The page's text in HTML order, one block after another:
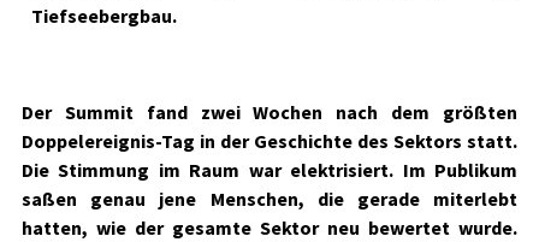
Tiefseebergbau.
Der Summit fand zwei Wochen nach dem größten
Doppelereignis-Tag in der Geschichte des Sektors statt.
Die Stimmung im Raum war elektrisiert. Im Publikum
saßen genau jene Menschen, die gerade miterlebt
hatten, wie der gesamte Sektor neu bewertet wurde.